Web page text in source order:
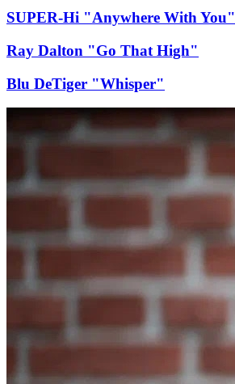
SUPER-Hi "Anywhere With You"
Ray Dalton "Go That High"
Blu DeTiger "Whisper"